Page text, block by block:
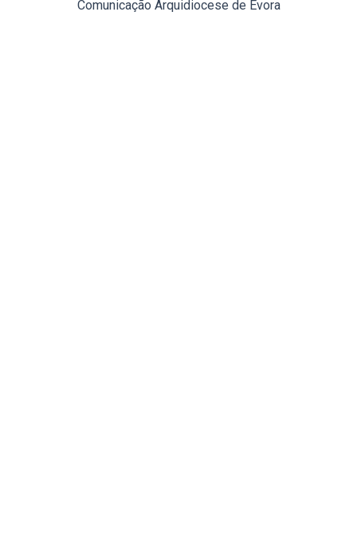
Comunicação Arquidiocese de Évora